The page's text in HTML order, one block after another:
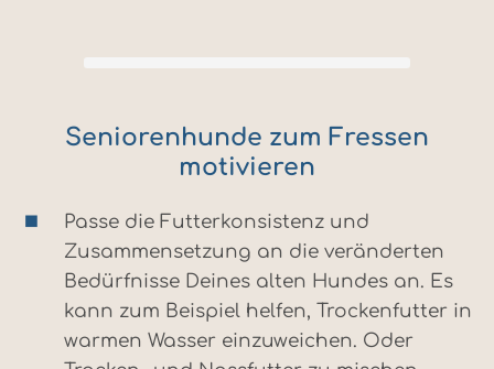
Seniorenhunde zum Fressen
motivieren
Passe die Futterkonsistenz und
Zusammensetzung an die veränderten
Bedürfnisse Deines alten Hundes an. Es
kann zum Beispiel helfen, Trockenfutter in
warmen Wasser einzuweichen. Oder